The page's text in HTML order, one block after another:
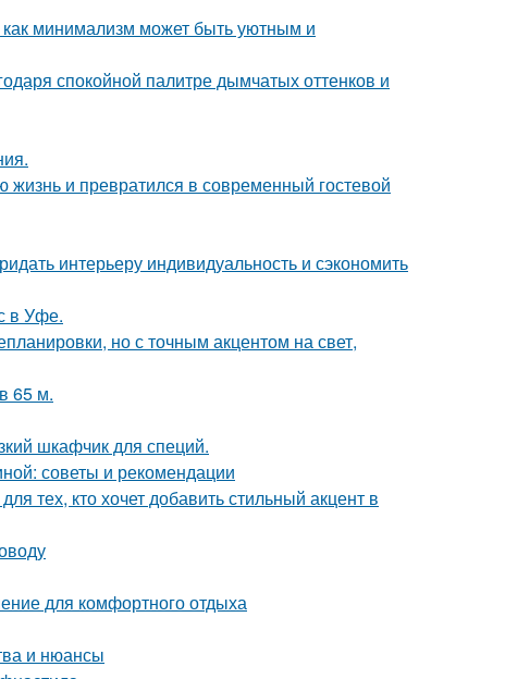
минимализм может быть уютным и
спокойной палитре дымчатых оттенков и
и превратился в современный гостевой
интерьеру индивидуальность и сэкономить
в Уфе.
но с точным акцентом на свет,
65 м.
шкафчик для специй.
советы и рекомендации
тех, кто хочет добавить стильный акцент в
для комфортного отдыха
и нюансы